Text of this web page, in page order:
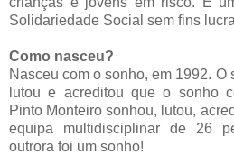
Solidariedade Social sem fins
Como nasceu?
Nasceu com o sonho, em 1992. O
lutou e acreditou que o sonho
Pinto Monteiro sonhou, lutou,
equipa multidisciplinar de 26
outrora foi um sonho!